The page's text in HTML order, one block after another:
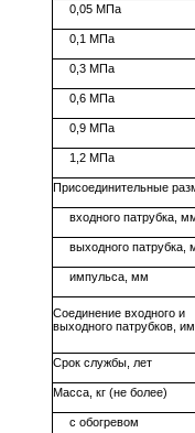
0,05 МПа
0,1 МПа
0,3 МПа
0,6 МПа
0,9 МПа
1,2 МПа
Присоединительные
входного патрубка,
выходного патрубка,
импульса, мм
Соединение входного и
выходного патрубков,
Срок службы, лет
Масса, кг (не более)
с обогревом